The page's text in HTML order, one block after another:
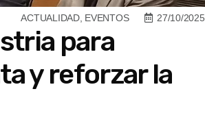
ACTUALIDAD, EVENTOS 27/10/2025
para
y reforzar la